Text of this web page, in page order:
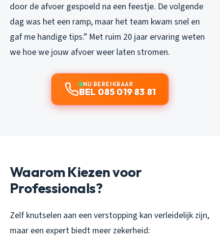
door de afvoer gespoeld na een feestje. De volgende
dag was het een ramp, maar het team kwam snel en
gaf me handige tips.” Met ruim 20 jaar ervaring weten
we hoe we jouw afvoer weer laten stromen.
NU BEREIKBAAR
BEL 085 019 83 81
Waarom Kiezen voor
Professionals?
Zelf knutselen aan een verstopping kan verleidelijk zijn,
maar een expert biedt meer zekerheid: